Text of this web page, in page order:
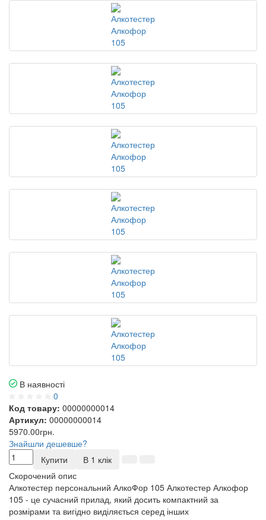
В наявності
0
Код товару: 00000000014
Артикул: 00000000014
5970.00грн.
Знайшли дешевше?
Купити
В 1 клік
Скорочений опис
Алкотестер персональний АлкоФор 105 Алкотестер Алкофор
105 - це сучасний прилад, який досить компактний за
розмірами та вигідно виділяється серед інших